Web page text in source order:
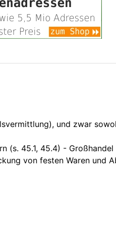
und zwar
(s. 45.1, 45.4) -
von festen Waren und